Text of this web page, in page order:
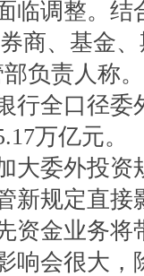
临调整。结
商、基金
负责人称
行全口径委
万亿元。
委外投资
新规定直接
资金业务将
响会很大，